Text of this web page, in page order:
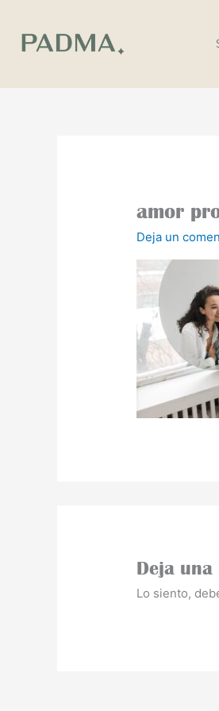
contenido
amor
Deja un
Deja una
Lo siento,